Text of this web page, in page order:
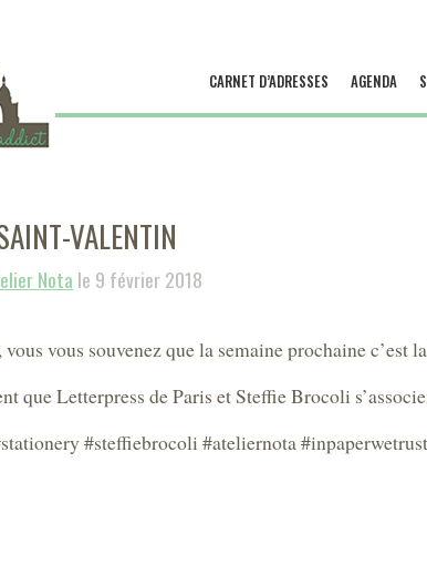
CARNET D’ADRESSES AGENDA
VALENTIN
Nota le 9 février 2018
vous souvenez que la semaine prochaine c’est
que Letterpress de Paris et Steffie Brocoli
#steffiebrocoli #ateliernota